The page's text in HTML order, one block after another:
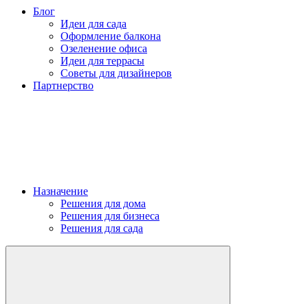
Блог
Идеи для сада
Оформление балкона
Озеленение офиса
Идеи для террасы
Советы для дизайнеров
Партнерство
Назначение
Решения для дома
Решения для бизнеса
Решения для сада